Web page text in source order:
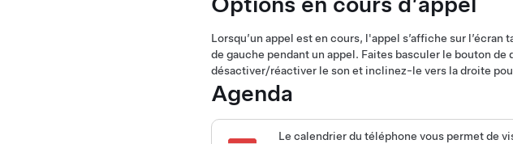
Lorsqu’un appel est en cours, l'appel s’affiche sur
de gauche pendant un appel. Faites basculer le bouton
désactiver/réactiver le son et inclinez-le vers la droite
Agenda
Le calendrier du téléphone vous permet de